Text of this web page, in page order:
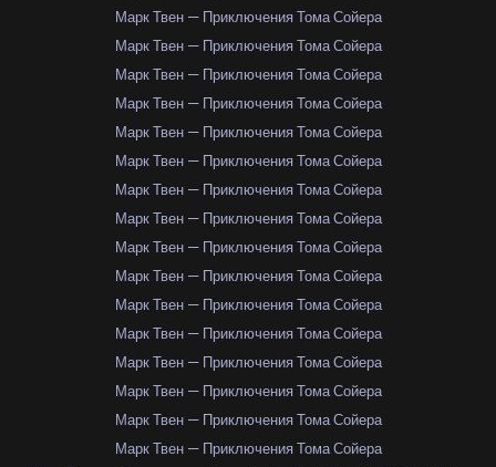
Марк Твен — Приключения Тома Сойера
Марк Твен — Приключения Тома Сойера
Марк Твен — Приключения Тома Сойера
Марк Твен — Приключения Тома Сойера
Марк Твен — Приключения Тома Сойера
Марк Твен — Приключения Тома Сойера
Марк Твен — Приключения Тома Сойера
Марк Твен — Приключения Тома Сойера
Марк Твен — Приключения Тома Сойера
Марк Твен — Приключения Тома Сойера
Марк Твен — Приключения Тома Сойера
Марк Твен — Приключения Тома Сойера
Марк Твен — Приключения Тома Сойера
Марк Твен — Приключения Тома Сойера
Марк Твен — Приключения Тома Сойера
Марк Твен — Приключения Тома Сойера